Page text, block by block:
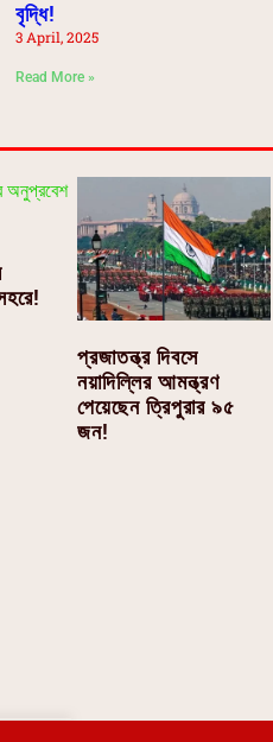
বৃদ্ধি!
3 April, 2025
Read More »
প্রজাতন্ত্র দিবসে
নয়াদিল্লির আমন্ত্রণ
পেয়েছেন ত্রিপুরার ৯৫
জন!